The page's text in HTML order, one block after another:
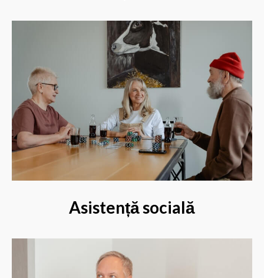
Asistență socială